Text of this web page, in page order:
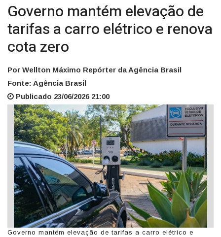
Governo mantém elevação de
tarifas a carro elétrico e renova
cota zero
Por Wellton Máximo Repórter da Agência Brasil
Fonte: Agência Brasil
Publicado 23/06/2026 21:00
Governo mantém elevação de tarifas a carro elétrico e